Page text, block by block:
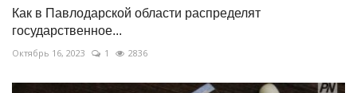
Как в Павлодарской области распределят
государственное...
Октябрь 16, 2023 1 2836